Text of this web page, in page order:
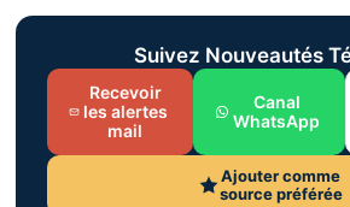
Suivez Nouveautés
Recevoir
les alertes
mail
Canal
WhatsApp
Ajouter comme
source préférée